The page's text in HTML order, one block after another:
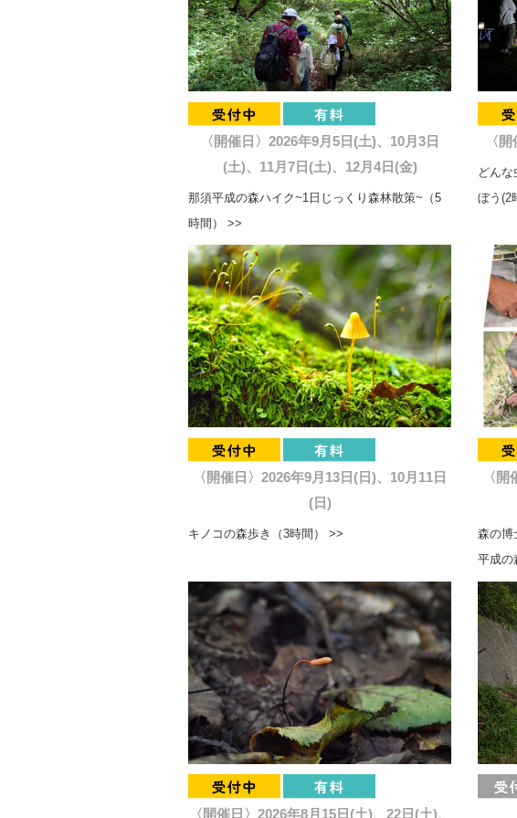
〈開催日〉2026年9月5日(土)、10月3日
(土)、11月7日(土)、12月4日(金)
那須平成の森ハイク~1日じっくり森林散策~（5
時間） >>
〈
どん
ぼう(2
〈開催日〉2026年9月13日(日)、10月11日
(日)
キノコの森歩き（3時間） >>
〈
森の
平成の
〈開催日〉2026年8月15日(土)、22日(土)、